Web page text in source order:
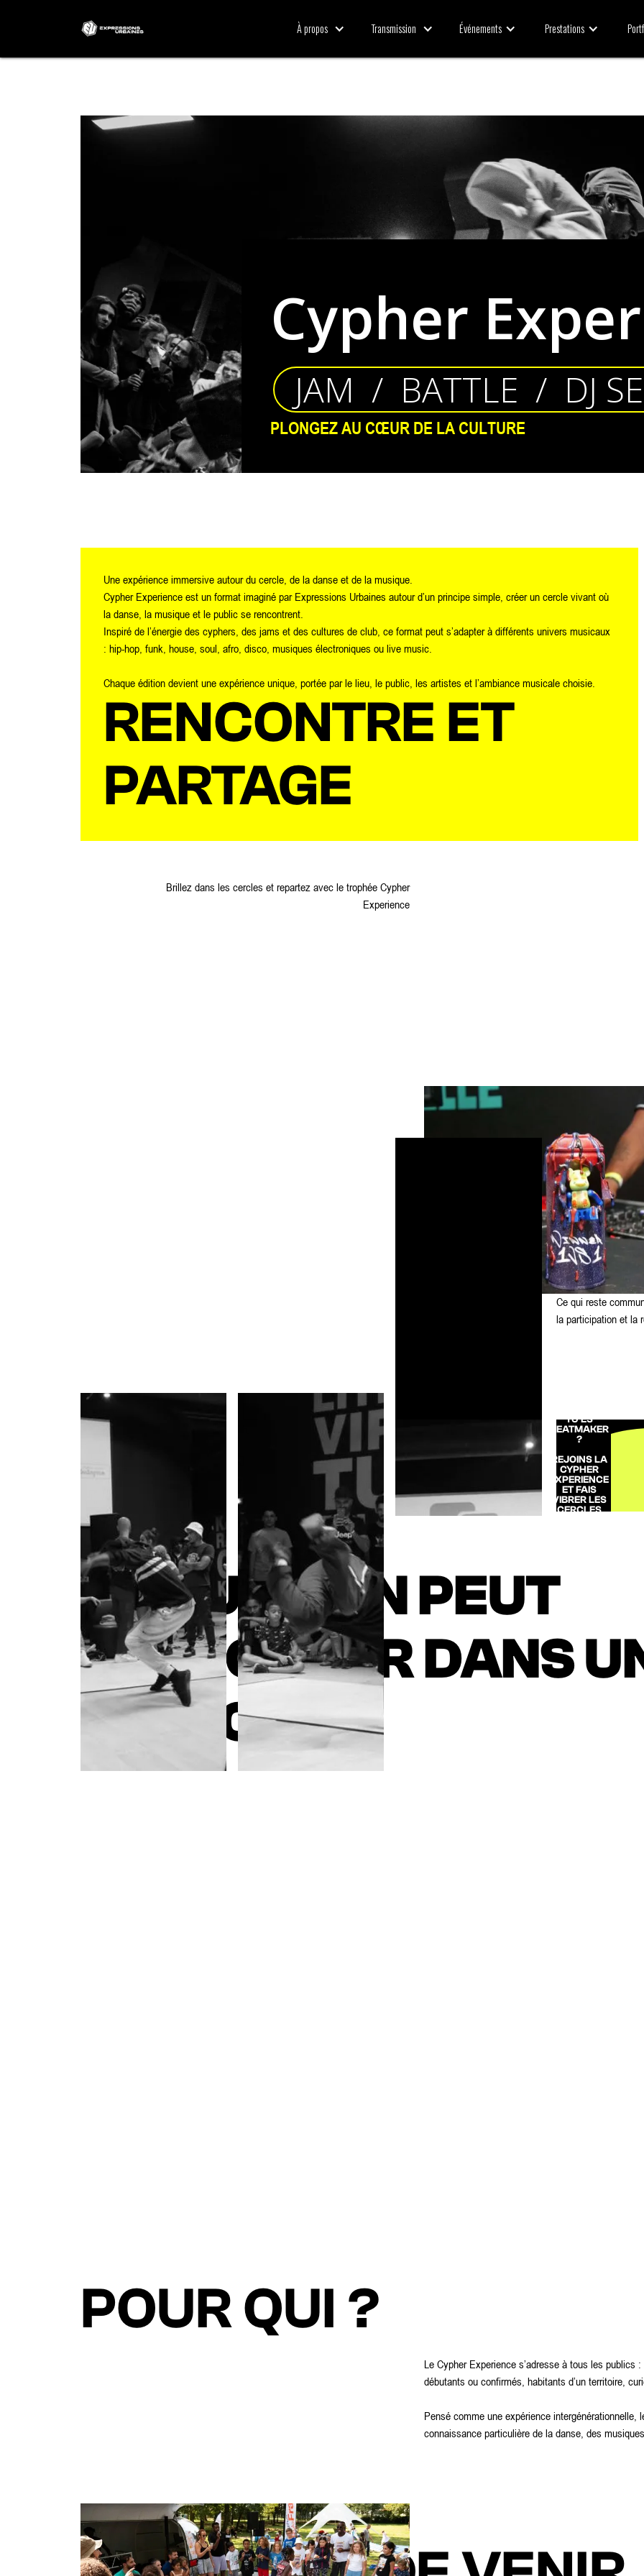
À propos Transmission Événements Prestations
Cypher
JAM / BATTLE / DJ
PLONGEZ AU CŒUR DE LA CULTURE
Une expérience immersive autour du cercle, de la danse et de la musique.
Cypher Experience est un format imaginé par Expressions Urbaines autour d’un principe simple, créer un cercle vivant où
la danse, la musique et le public se rencontrent.
Inspiré de l’énergie des cyphers, des jams et des cultures de club, ce format peut s’adapter à différents univers musicaux
: hip-hop, funk, house, soul, afro, disco, musiques électroniques ou live music.
Chaque édition devient une expérience unique, portée par le lieu, le public, les artistes et l’ambiance musicale choisie.
RENCONTRE ET
PARTAGE
Brillez dans les cercles et repartez avec le trophée Cypher
Experience
Un format
Cypher Experience
ambiances. Une
festive, groove et
clubbing. Une autre
pour créer un
artistique.
Ce qui reste
la participation et la
TU ES
BEATMAKER
?
REJOINS LA
CYPHER
EXPERIENCE
ET FAIS
VIBRER LES
CERCLES
PARTICIPER
CE QUE L’ON PEUT
RETROUVER DANS
ÉDITION
POUR QUI ?
Le Cypher Experience s’adresse à tous les
débutants ou confirmés, habitants d’un territoire,
Pensé comme une expérience
connaissance particulière de la danse, des